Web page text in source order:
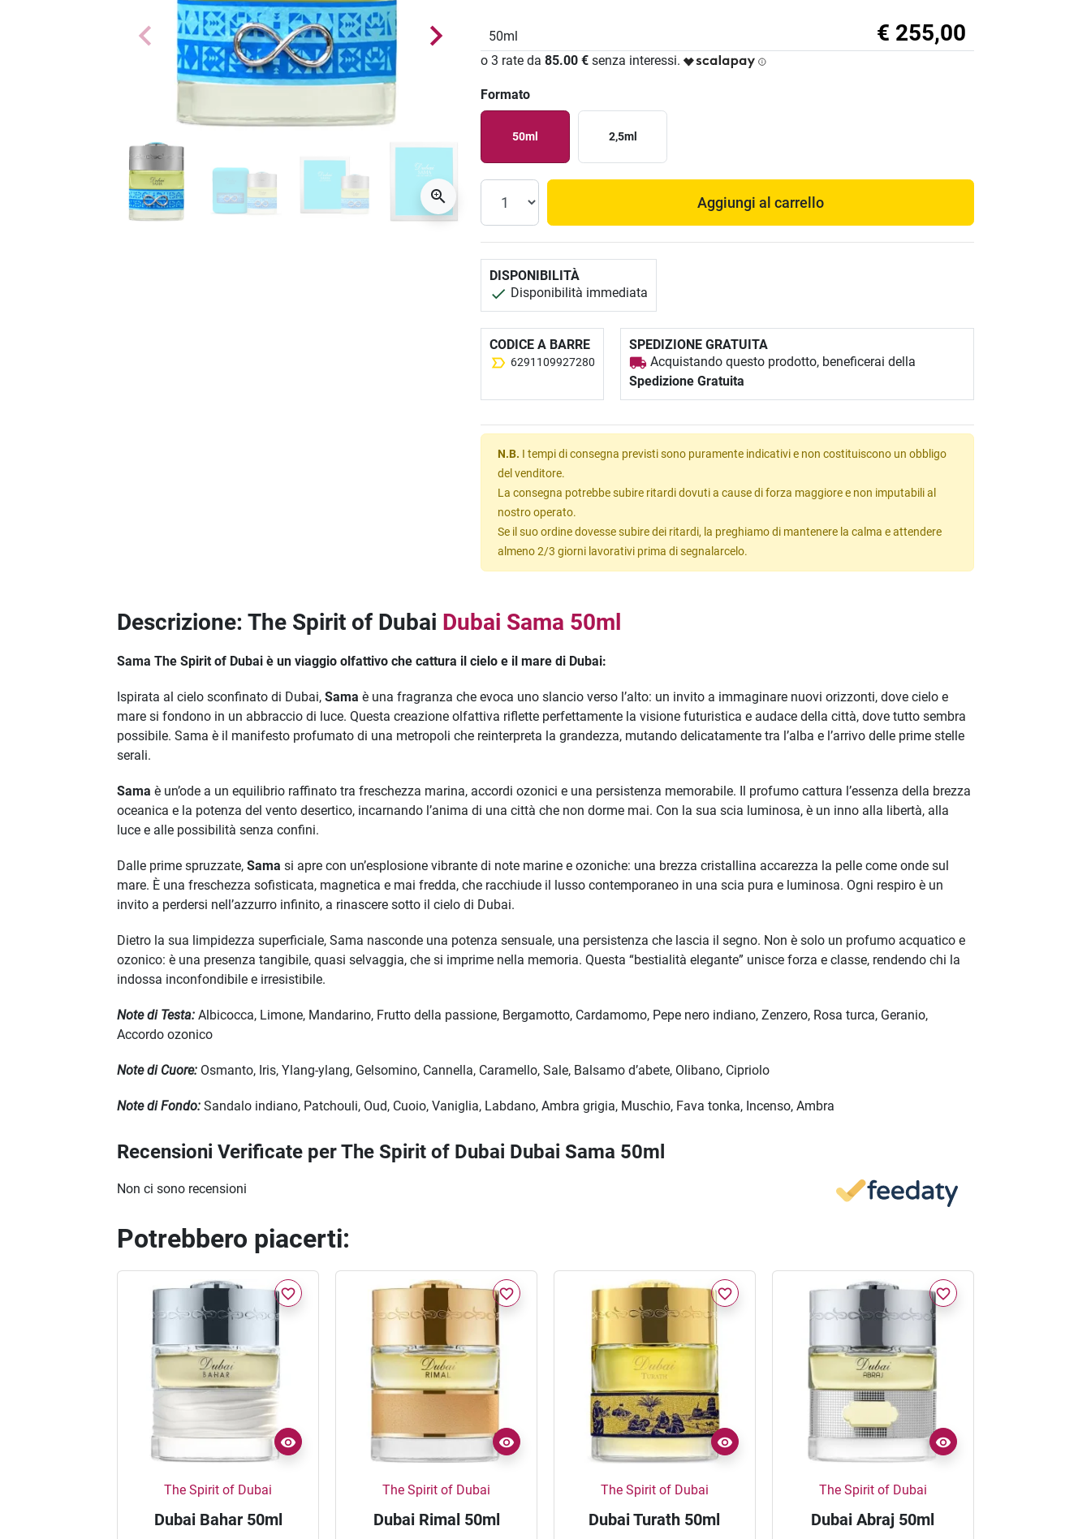
50ml € 255,00
o 3 rate da85.00 € senza interessi.
Formato
50ml 2,5ml
Aggiungi al carrello
DISPONIBILITÀ
Disponibilità immediata
CODICE A BARRE
6291109927280
SPEDIZIONE GRATUITA
Acquistando questo prodotto, beneficerai della
Spedizione Gratuita
N.B. I tempi di consegna previsti sono puramente indicativi e non costituiscono un obbligo
del venditore.
La consegna potrebbe subire ritardi dovuti a cause di forza maggiore e non imputabili al
nostro operato.
Se il suo ordine dovesse subire dei ritardi, la preghiamo di mantenere la calma e attendere
almeno 2/3 giorni lavorativi prima di segnalarcelo.
Descrizione: The Spirit of Dubai Dubai Sama 50ml
Sama The Spirit of Dubai è un viaggio olfattivo che cattura il cielo e il mare di Dubai:
Ispirata al cielo sconfinato di Dubai, Sama è una fragranza che evoca uno slancio verso l’alto: un invito a immaginare nuovi orizzonti, dove cielo e
mare si fondono in un abbraccio di luce. Questa creazione olfattiva riflette perfettamente la visione futuristica e audace della città, dove tutto sembra
possibile. Sama è il manifesto profumato di una metropoli che reinterpreta la grandezza, mutando delicatamente tra l’alba e l’arrivo delle prime stelle
serali.
Sama è un’ode a un equilibrio raffinato tra freschezza marina, accordi ozonici e una persistenza memorabile. Il profumo cattura l’essenza della brezza
oceanica e la potenza del vento desertico, incarnando l’anima di una città che non dorme mai. Con la sua scia luminosa, è un inno alla libertà, alla
luce e alle possibilità senza confini.
Dalle prime spruzzate,Sama si apre con un’esplosione vibrante di note marine e ozoniche: una brezza cristallina accarezza la pelle come onde sul
mare. È una freschezza sofisticata, magnetica e mai fredda, che racchiude il lusso contemporaneo in una scia pura e luminosa. Ogni respiro è un
invito a perdersi nell’azzurro infinito, a rinascere sotto il cielo di Dubai.
Dietro la sua limpidezza superficiale, Sama nasconde una potenza sensuale, una persistenza che lascia il segno. Non è solo un profumo acquatico e
ozonico: è una presenza tangibile, quasi selvaggia, che si imprime nella memoria. Questa “bestialità elegante” unisce forza e classe, rendendo chi la
indossa inconfondibile e irresistibile.
Note di Testa: Albicocca, Limone, Mandarino, Frutto della passione, Bergamotto, Cardamomo, Pepe nero indiano, Zenzero, Rosa turca, Geranio,
Accordo ozonico
Note di Cuore: Osmanto, Iris, Ylang-ylang, Gelsomino, Cannella, Caramello, Sale, Balsamo d’abete, Olibano, Cipriolo
Note di Fondo: Sandalo indiano, Patchouli, Oud, Cuoio, Vaniglia, Labdano, Ambra grigia, Muschio, Fava tonka, Incenso, Ambra
Recensioni Verificate per The Spirit of Dubai Dubai Sama 50ml
Non ci sono recensioni
Potrebbero piacerti:
favorite_border
The Spirit of Dubai
Dubai Bahar 50ml
favorite_border
The Spirit of Dubai
Dubai Rimal 50ml
favorite_border
The Spirit of Dubai
Dubai Turath 50ml
favorite_border
The Spirit of Dubai
Dubai Abraj 50ml